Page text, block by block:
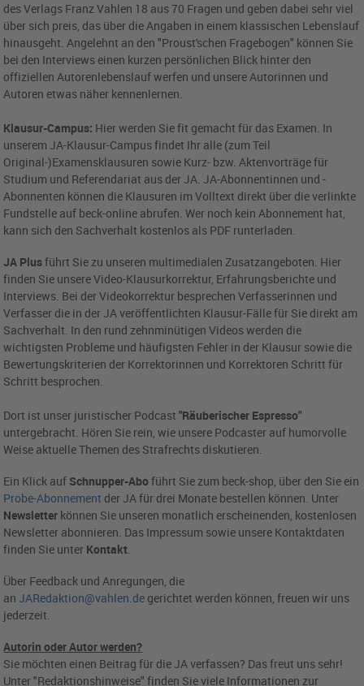
des Verlags Franz Vahlen 18 aus 70 Fragen und geben dabei sehr viel
über sich preis, das über die Angaben in einem klassischen Lebenslauf
hinausgeht. Angelehnt an den "Proust'schen Fragebogen" können Sie
bei den Interviews einen kurzen persönlichen Blick hinter den
offiziellen Autorenlebenslauf werfen und unsere Autorinnen und
Autoren etwas näher kennenlernen.
Klausur-Campus: Hier werden Sie fit gemacht für das Examen. In
unserem JA-Klausur-Campus findet Ihr alle (zum Teil
Original-)Examensklausuren sowie Kurz- bzw. Aktenvorträge für
Studium und Referendariat aus der JA. JA-Abonnentinnen und -
Abonnenten können die Klausuren im Volltext direkt über die verlinkte
Fundstelle auf beck-online abrufen. Wer noch kein Abonnement hat,
kann sich den Sachverhalt kostenlos als PDF runterladen.
JA Plusführt Sie zu unseren multimedialen Zusatzangeboten. Hier
finden Sie unsere Video-Klausurkorrektur, Erfahrungsberichte und
Interviews. Bei der Videokorrektur besprechen Verfasserinnen und
Verfasser die in der JA veröffentlichten Klausur-Fälle für Sie direkt am
Sachverhalt. In den rund zehnminütigen Videos werden die
wichtigsten Probleme und häufigsten Fehler in der Klausur sowie die
Bewertungskriterien der Korrektorinnen und Korrektoren Schritt für
Schritt besprochen.
Dort ist unser juristischer Podcast"Räuberischer Espresso"
untergebracht. Hören Sie rein, wie unsere Podcaster auf humorvolle
Weise aktuelle Themen des Strafrechts diskutieren.
Ein Klick auf Schnupper-Aboführt Sie zum beck-shop, über den Sie ein
Probe-Abonnement der JA für drei Monate bestellen können. Unter
Newsletter können Sie unseren monatlich erscheinenden, kostenlosen
Newsletter abonnieren. Das Impressum sowie unsere Kontaktdaten
finden Sie unter Kontakt.
Über Feedback und Anregungen, die
an JARedaktion@vahlen.de gerichtet werden können, freuen wir uns
jederzeit.
Autorin oder Autor werden?
Sie möchten einen Beitrag für die JA verfassen? Das freut uns sehr!
Unter "Redaktionshinweise" finden Sie viele Informationen zur